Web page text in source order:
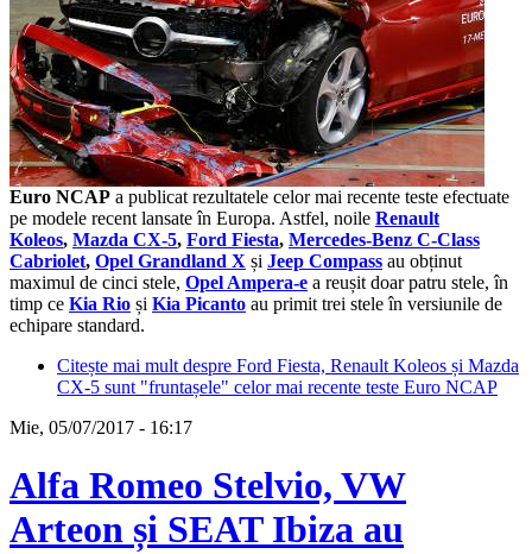
Euro NCAP a publicat rezultatele celor mai recente teste efectuate
pe modele recent lansate în Europa. Astfel, noile Renault
Koleos, Mazda CX-5, Ford Fiesta, Mercedes-Benz C-Class
Cabriolet, Opel Grandland X și Jeep Compass au obținut
maximul de cinci stele, Opel Ampera-e a reușit doar patru stele, în
timp ce Kia Rio și Kia Picanto au primit trei stele în versiunile de
echipare standard.
Citește mai mult despre Ford Fiesta, Renault Koleos și Mazda
CX-5 sunt "fruntașele" celor mai recente teste Euro NCAP
Mie, 05/07/2017 - 16:17
Alfa Romeo Stelvio, VW
Arteon și SEAT Ibiza au